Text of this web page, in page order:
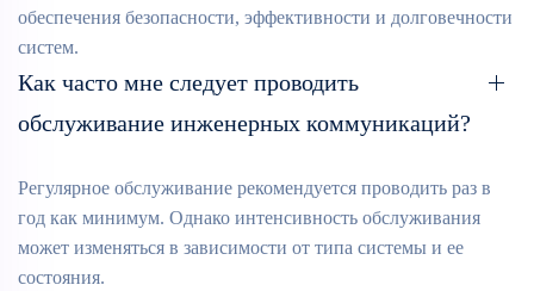
обеспечения безопасности, эффективности и долговечности
систем.
Как часто мне следует проводить
обслуживание инженерных коммуникаций?
Регулярное обслуживание рекомендуется проводить раз в
год как минимум. Однако интенсивность обслуживания
может изменяться в зависимости от типа системы и ее
состояния.